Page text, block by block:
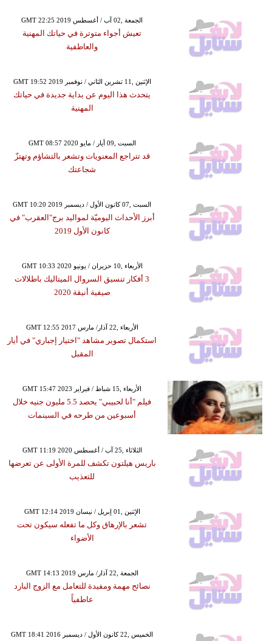
GMT 22:25 2019 الجمعة ,02 آب / أغسطس
تعيش أجواء متوترة في حياتك المهنية
والعاطفية
GMT 19:52 2019 الإثنين ,11 تشرين الثاني / نوفمبر
يتحدث هذا اليوم عن بداية جديدة في حياتك
المهنية
GMT 08:57 2020 السبت ,09 أيار / مايو
قد تتراجع المعنويات وتشعر بالتشاؤم وتهتزّ
شجاعتك
GMT 10:20 2019 السبت ,07 كانون الأول / ديسمبر
أبرز الأحداث اليوميّة لمواليد برج"العقرب" في
كانون الأول 2019
GMT 10:33 2020 الأربعاء ,10 حزيران / يونيو
3 أفكار تنسيق السروال الميتاليك باطلالات
صيفية أنيقة 2020
GMT 12:55 2017 الأربعاء ,22 آذار/ مارس
استكمال تصوير مشاهد "اختيار إجباري" في أيار
المقبل
GMT 15:47 2023 الأربعاء ,15 شباط / فبراير
فيلم "أنا لحبيبي" يحصد 5.5 مليون جنيه خلال
أسبوعين من طرحه في السينمات
GMT 11:19 2020 الثلاثاء ,25 آب / أغسطس
باريس هيلتون تكشف للمرة الأولى عن تعرضها
للتعذيب
GMT 12:14 2019 الإثنين ,01 إبريل / نيسان
تشعر بالإرهاق وكل ما تفعله سيكون تحت
الأضواء
GMT 14:13 2019 الجمعة ,22 آذار/ مارس
نصائح مهمة ومفيدة للتعامل مع الزوج البارد
عاطفياً
GMT 18:41 2016 الخميس ,22 كانون الأول / ديسمبر